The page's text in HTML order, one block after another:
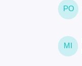
PO
MI